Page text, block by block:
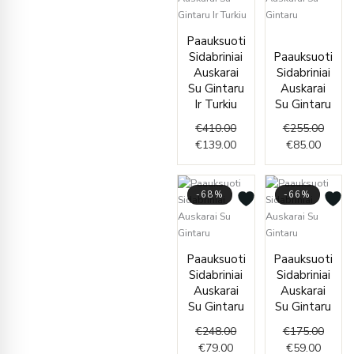
Paauksuoti
Sidabriniai
Auskarai
Su Gintaru
Ir Turkiu
€410.00
price
was:
€410.00.
€139.00
price
is:
€139.00.
Paauksuoti
Sidabriniai
Auskarai
Su Gintaru
€255.00
was:
€85.00
is:
-68%
Paauksuoti
Sidabriniai
Auskarai
Su Gintaru
€248.00
price
was:
€248.00.
€79.00
price
is:
€79.00.
-66%
Paauksuoti
Sidabriniai
Auskarai
Su Gintaru
€175.00
price
was:
€59.00
price
is: